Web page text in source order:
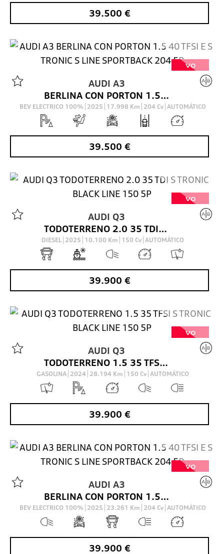
39.500 €
VO
AUDI A3
BERLINA CON PORTON 1.5 40 TFSI E S TRONIC S LINE SPORTBACK 204 5P
BEV ELECTRICO 100% 2025 17.998 Km 204 Cv AUTOMÁTICO
39.500 €
VO
AUDI Q3
TODOTERRENO 2.0 35 TDI S TRONIC BLACK LINE 150 5P
DIESEL 2025 10.100 Km 150 Cv AUTOMÁTICO
39.900 €
VO
AUDI Q3
TODOTERRENO 1.5 35 TFSI S TRONIC BLACK LINE 150 5P
GASOLINA 2024 28.194 Km 150 Cv AUTOMÁTICO
39.900 €
VO
AUDI A3
BERLINA CON PORTON 1.5 40 TFSI E S TRONIC S LINE SPORTBACK 204 5P
BEV ELECTRICO 100% 2025 23.261 Km 204 Cv AUTOMÁTICO
39.900 €